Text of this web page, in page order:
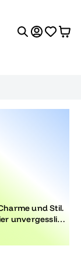
und Stil.
unvergesslich
gestalten.